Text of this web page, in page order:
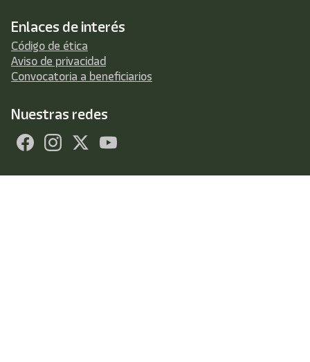
Enlaces de interés
Código de ética
Aviso de privacidad
Convocatoria a beneficiarios
Nuestras redes